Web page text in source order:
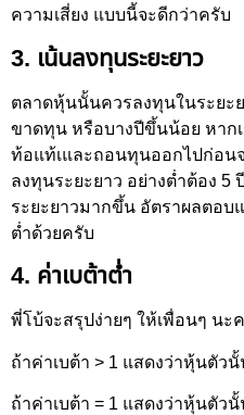
ความเสี่ยง แบบนี้จะดีกว่าครับ
3. เน้นลงทุนระยะยาว
ตลาดหุ้นนั้นควรลงทุนในระยะ
ขาดทุน หรือบางปีขึ้นน้อย หาก
ท้อแท้เและถอนทุนออกไปก่อน
ลงทุนระยะยาว อย่างต่ำต้อง 5
ระยะยาวมากขึ้น อัตราผลตอบ
ต่ำด้วยครับ
4. ค่าเบต้าต่ำ
พี่โบ้จะสรุปง่ายๆ ให้เพื่อนๆ นะ
ถ้าค่าเบต้า > 1 แสดงว่าหุ้นตัว
ถ้าค่าเบต้า = 1 แสดงว่าหุ้นตัว